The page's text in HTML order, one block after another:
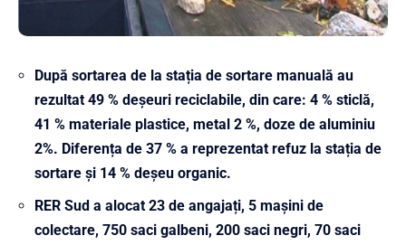
După sortarea de la stația de sortare manuală au
rezultat 49 % deșeuri reciclabile, din care: 4 % sticlă,
41 % materiale plastice, metal 2 %, doze de aluminiu
2%. Diferența de 37 % a reprezentat refuz la stația de
sortare și 14 % deșeu organic.
RER Sud a alocat 23 de angajați, 5 mașini de
colectare, 750 saci galbeni, 200 saci negri, 70 saci